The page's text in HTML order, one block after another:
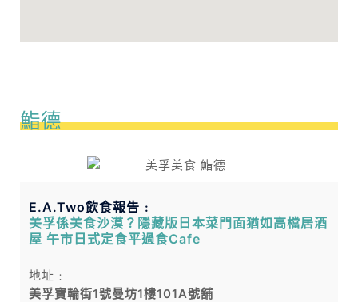
鮨德
E.A.Two飲食報告﹕
美孚係美食沙漠？隱藏版日本菜門面猶如高檔居酒
屋 午市日式定食平過食Cafe
地址﹕
美孚寶輪街1號曼坊1樓101A號舖